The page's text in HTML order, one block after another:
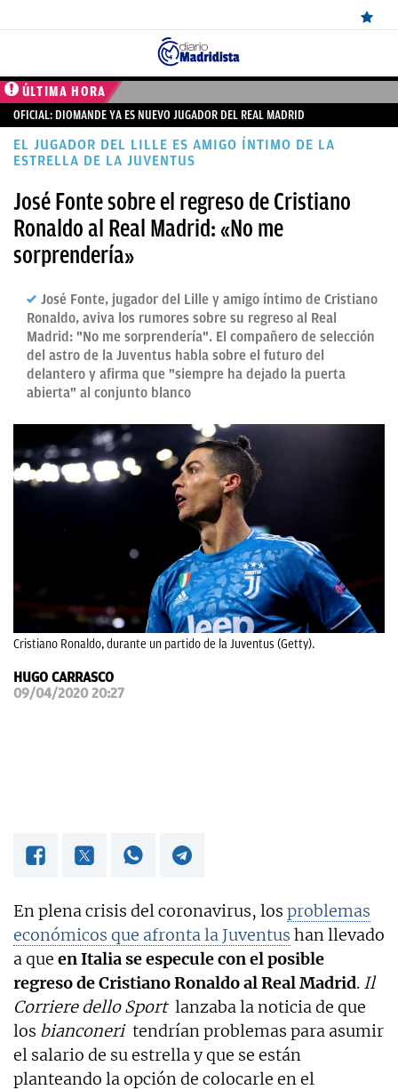
ÚLTIMAS
NOTICIAS
REAL
BALONCESTO
CANTERA
DIRECTO
FEMENINO
PAPARAZZI
OKDIARIO
ÚLTIMA HORA
OFICIAL: DIOMANDE YA ES NUEVO JUGADOR DEL REAL MADRID
EL JUGADOR DEL LILLE ES AMIGO ÍNTIMO DE LA
ESTRELLA DE LA JUVENTUS
José Fonte sobre el regreso de Cristiano
Ronaldo al Real Madrid: «No me
sorprendería»
José Fonte, jugador del Lille y amigo íntimo de Cristiano
Ronaldo, aviva los rumores sobre su regreso al Real
Madrid: "No me sorprendería". El compañero de selección
del astro de la Juventus habla sobre el futuro del
delantero y afirma que "siempre ha dejado la puerta
abierta" al conjunto blanco
Cristiano Ronaldo, durante un partido de la Juventus (Getty).
HUGO CARRASCO
09/04/2020 20:27
En plena crisis del coronavirus, los problemas
económicos que afronta la Juventus han llevado
a que en Italia se especule con el posible
regreso de Cristiano Ronaldo al Real Madrid. Il
Corriere dello Sport lanzaba la noticia de que
los bianconeri tendrían problemas para asumir
el salario de su estrella y que se están
planteando la opción de colocarle en el